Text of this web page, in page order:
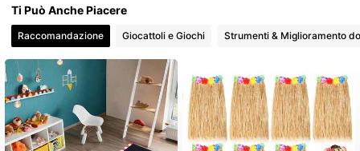
4.84 1K Follower
Ti Può Anche Piacere
Raccomandazione Giocattoli e Giochi Strumenti & Miglioramento